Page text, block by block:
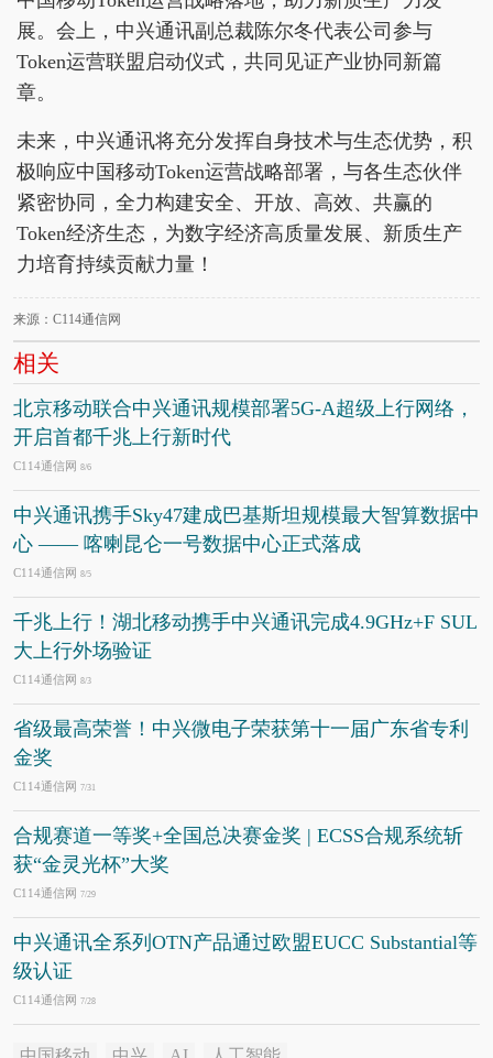
展。会上，中兴通讯副总裁陈尔冬代表公司参与
Token运营联盟启动仪式，共同见证产业协同新篇
章。
未来，中兴通讯将充分发挥自身技术与生态优势，积
极响应中国移动Token运营战略部署，与各生态伙伴
紧密协同，全力构建安全、开放、高效、共赢的
Token经济生态，为数字经济高质量发展、新质生产
力培育持续贡献力量！
来源：C114通信网
相关
北京移动联合中兴通讯规模部署5G-A超级上行网络，
开启首都千兆上行新时代
C114通信网 8/6
中兴通讯携手Sky47建成巴基斯坦规模最大智算数据中
心 —— 喀喇昆仑一号数据中心正式落成
C114通信网 8/5
千兆上行！湖北移动携手中兴通讯完成4.9GHz+F SUL
大上行外场验证
C114通信网 8/3
省级最高荣誉！中兴微电子荣获第十一届广东省专利
金奖
C114通信网 7/31
合规赛道一等奖+全国总决赛金奖 | ECSS合规系统斩
获“金灵光杯”大奖
C114通信网 7/29
中兴通讯全系列OTN产品通过欧盟EUCC Substantial等
级认证
C114通信网 7/28